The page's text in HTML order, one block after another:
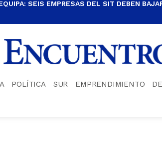
SEIS EMPRESAS DEL SIT DEBEN
POLÍTICA SUR EMPRENDIMIENTO